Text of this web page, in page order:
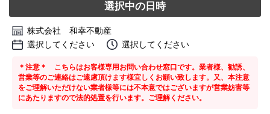
選択中の日時
株式会社 和幸不動産
選択してください
選択してください
＊注意＊ こちらはお客様専用お問い合わせ窓口です。業者様、勧誘、
営業等のご連絡はご遠慮頂けます様宜しくお願い致します。又、本注意
をご理解いただけない業者様等には不本意ではございますが営業妨害等
にあたりますので法的処置を行います。ご理解ください。